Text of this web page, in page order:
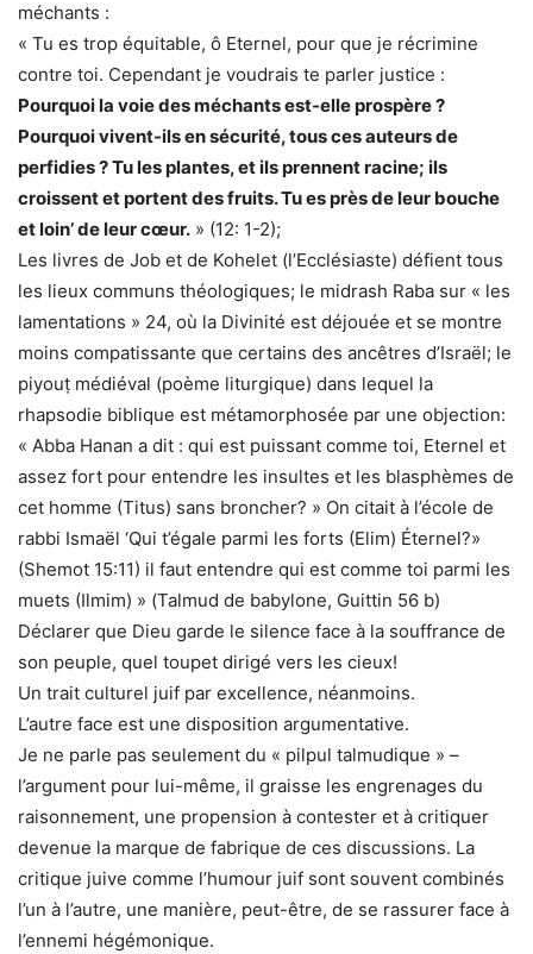
méchants :
« Tu es trop équitable, ô Eternel, pour que je récrimine
contre toi. Cependant je voudrais te parler justice :
Pourquoi la voie des méchants est-elle prospère ?
Pourquoi vivent-ils en sécurité, tous ces auteurs de
perfidies ? Tu les plantes, et ils prennent racine; ils
croissent et portent des fruits. Tu es près de leur bouche
et loin’ de leur cœur. » (12: 1-2);
Les livres de Job et de Kohelet (l’Ecclésiaste) défient tous
les lieux communs théologiques; le midrash Raba sur « les
lamentations » 24, où la Divinité est déjouée et se montre
moins compatissante que certains des ancêtres d’Israël; le
piyouṭ médiéval (poème liturgique) dans lequel la
rhapsodie biblique est métamorphosée par une objection:
« Abba Hanan a dit : qui est puissant comme toi, Eternel et
assez fort pour entendre les insultes et les blasphèmes de
cet homme (Titus) sans broncher? » On citait à l’école de
rabbi Ismaël ‘Qui t’égale parmi les forts (Elim) Éternel?»
(Shemot 15:11) il faut entendre qui est comme toi parmi les
muets (Ilmim) » (Talmud de babylone, Guittin 56 b)
Déclarer que Dieu garde le silence face à la souffrance de
son peuple, quel toupet dirigé vers les cieux!
Un trait culturel juif par excellence, néanmoins.
L’autre face est une disposition argumentative.
Je ne parle pas seulement du « pilpul talmudique » –
l’argument pour lui-même, il graisse les engrenages du
raisonnement, une propension à contester et à critiquer
devenue la marque de fabrique de ces discussions. La
critique juive comme l’humour juif sont souvent combinés
l’un à l’autre, une manière, peut-être, de se rassurer face à
l’ennemi hégémonique.